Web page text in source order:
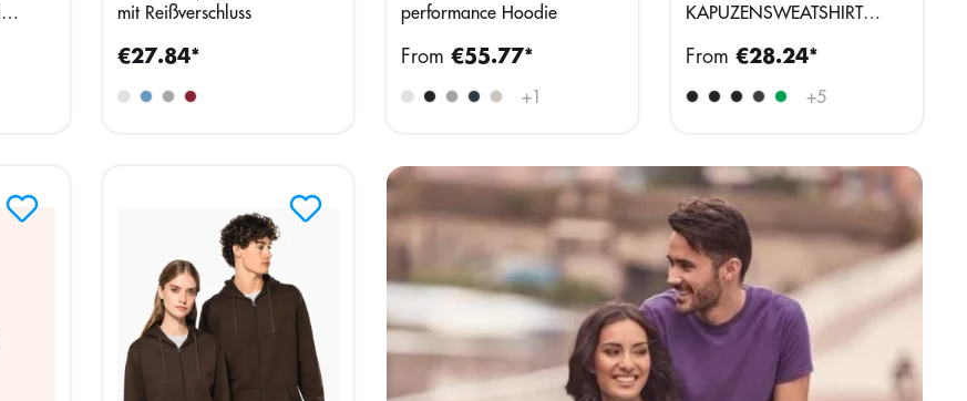
mit Reißverschluss
€27.84*
performance Hoodie
+1
From€55.77*
KAPUZENSWEATSHIRT
+5
From€28.24*